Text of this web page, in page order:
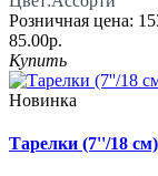
Розничная цена:
85.00р.
Купить
Новинка
Тарелки (7''/18